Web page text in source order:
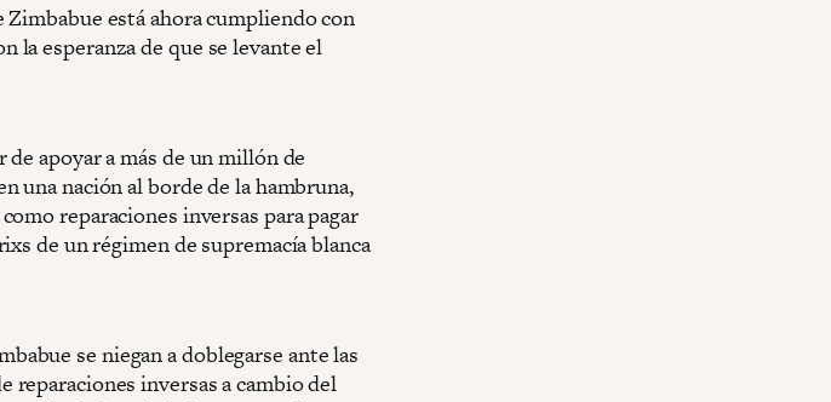
está ahora cumpliendo con
la esperanza de que se levante el
apoyar a más de un millón de
una nación al borde de la hambruna,
reparaciones inversas para pagar
de un régimen de supremacía blanca
se niegan a doblegarse ante las
reparaciones inversas a cambio del